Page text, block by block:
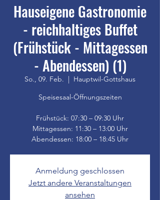
Hauseigene Gastronomie
- reichhaltiges Buffet
(Frühstück - Mittagessen
- Abendessen) (1)
So., 09. Feb.
  |
Hauptwil-Gottshaus
Speisesaal-Öffnungszeiten
Frühstück: 07:30 – 09:30 Uhr
Mittagessen: 11:30 – 13:00 Uhr
Anmeldung geschlossen
Jetzt andere Veranstaltungen
ansehen